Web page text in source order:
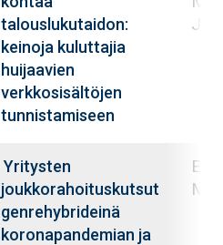
talouslukutaidon:
keinoja kuluttajia
huijaavien
verkkosisältöjen
tunnistamiseen
Yritysten
joukkorahoituskutsut
genrehybrideinä
koronapandemian ja